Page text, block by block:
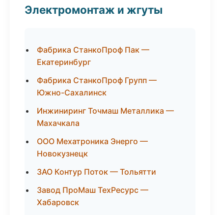
Электромонтаж и жгуты
Фабрика СтанкоПроф Пак —
Екатеринбург
Фабрика СтанкоПроф Групп —
Южно-Сахалинск
Инжиниринг Точмаш Металлика —
Махачкала
ООО Мехатроника Энерго —
Новокузнецк
ЗАО Контур Поток — Тольятти
Завод ПроМаш ТехРесурс —
Хабаровск